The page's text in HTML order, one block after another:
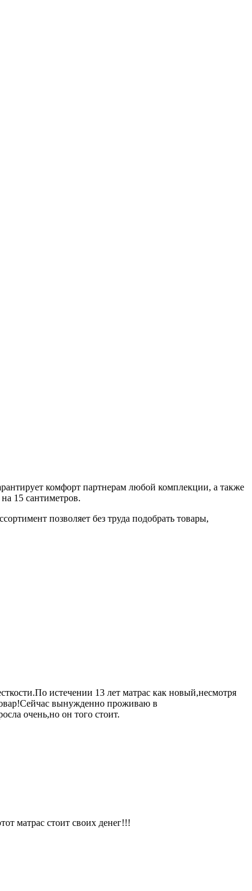
комфорт партнерам любой комплекции, а также
15 сантиметров.
позволяет без труда подобрать товары,
истечении 13 лет матрас как новый,несмотря
вынужденно проживаю в
очень,но он того стоит.
матрас стоит своих денег!!!